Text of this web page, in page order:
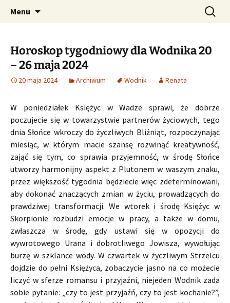
CzaroMarowy horoskop
dzienny, miesięczny i
tygodniowy
Profesjonalne przepowiednie astrologiczne
Menu Szukaj:
Horoskop tygodniowy dla Wodnika 20
– 26 maja 2024
20 maja 2024 Archiwum Wodnik Renata
W poniedziałek Księżyc w Wadze sprawi, że dobrze
poczujecie się w towarzystwie partnerów życiowych, tego
dnia Słońce wkroczy do życzliwych Bliźniąt, rozpoczynając
miesiąc, w którym macie szansę rozwinąć kreatywność,
zająć się tym, co sprawia przyjemność, w środę Słońce
utworzy harmonijny aspekt z Plutonem w waszym znaku,
przez większość tygodnia będziecie więc zdeterminowani,
aby dokonać znaczących zmian w życiu, prowadzących do
prawdziwej transformacji. We wtorek i środę Księżyc w
Skorpionie rozbudzi emocje w pracy, a także w domu,
zwłaszcza w środę, gdy ustawi się w opozycji do
wywrotowego Urana i dobrotliwego Jowisza, wywołując
burzę w szklance wody. W czwartek w życzliwym Strzelcu
dojdzie do pełni Księżyca, zobaczycie jasno na co możecie
liczyć w sferze romansu i przyjaźni, niejeden Wodnik zada
sobie pytanie: „czy to jest przyjaźń, czy to jest kochanie?”,